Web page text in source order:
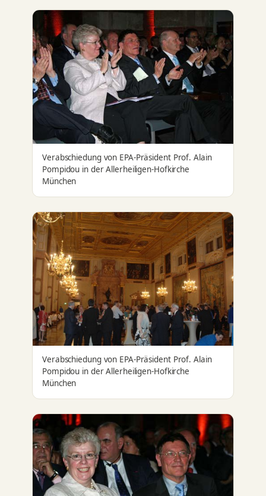
Verabschiedung von EPA-Präsident Prof. Alain
Pompidou in der Allerheiligen-Hofkirche
München
Verabschiedung von EPA-Präsident Prof. Alain
Pompidou in der Allerheiligen-Hofkirche
München